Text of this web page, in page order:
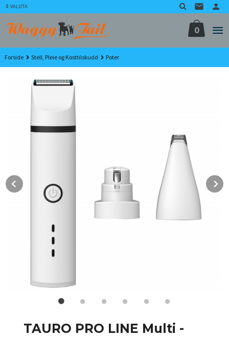
Gå
til
innholdet
VALUTA
0
Forside Stell, Pleie og Kosttilskudd Poter
TAURO PRO LINE Multi -